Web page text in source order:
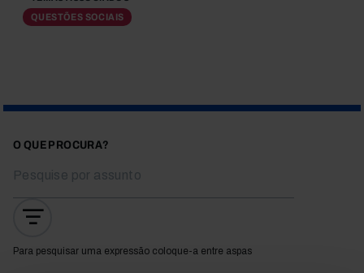
QUESTÕES SOCIAIS
O QUE PROCURA?
Para pesquisar uma expressão coloque-a entre aspas